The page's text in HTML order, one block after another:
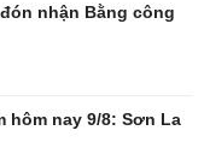
nhận Bằng công
hôm nay 9/8: Sơn La